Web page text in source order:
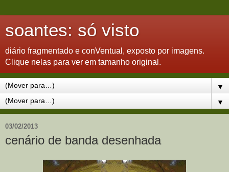
soantes: só visto
diário fragmentado e conVentual, exposto por imagens.
Clique nelas para ver em tamanho original.
▼
▼
03/02/2013
cenário de banda desenhada